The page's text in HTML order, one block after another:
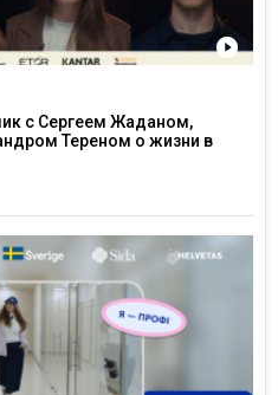
с Сергеем Жаданом,
Тереном о жизни в